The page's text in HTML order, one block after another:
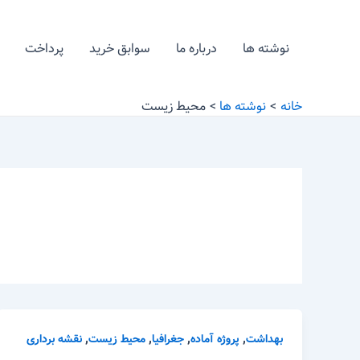
نوشته ها درباره ما سوابق خرید پرداخت
خانه نوشته ها محیط زیست
بهداشت, پروژه آماده,جغرافیا,محیط زیست,نقشه برداری